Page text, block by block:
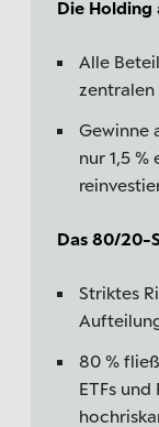
Die Holding
Alle
zentralen
Gewinne
nur 1,5
Das 80/20-
Striktes
80 %
ETFs